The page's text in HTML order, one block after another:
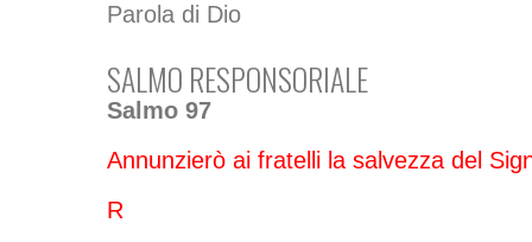
Parola di Dio
SALMO RESPONSORIALE
Salmo 97
Annunzierò ai fratelli la salvezza del
R